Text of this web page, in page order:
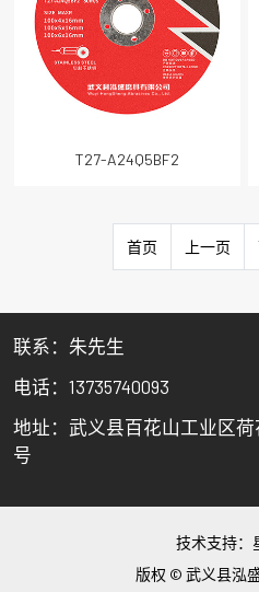
T27-A24Q5BF2
首页 上一页
联系：朱先生
电话：13735740093
地址：武义县百花山工业区荷
号
技术支持：
版权 © 武义县泓